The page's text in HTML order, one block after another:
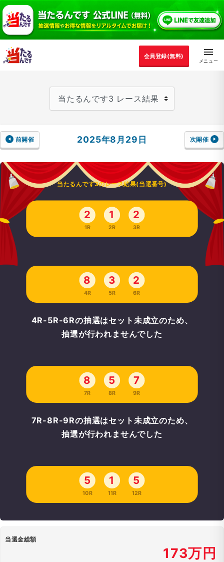
会員登録(無料)
前開催 2025年8月29日 次開催
当たるんです3のレース結果(当選番号)
2
1R
1
2R
2
3R
8
4R
3
5R
2
6R
4R-5R-6Rの抽選はセット未成立のため、
抽選が行われませんでした
8
7R
5
8R
7
9R
7R-8R-9Rの抽選はセット未成立のため、
抽選が行われませんでした
5
10R
1
11R
5
12R
当選金総額
173万円